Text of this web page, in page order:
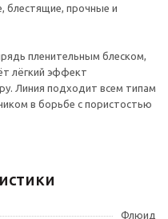
прочные и
пленительным блеском,
лёгкий эффект
Линия подходит всем типам
в борьбе с пористостью
Флюид